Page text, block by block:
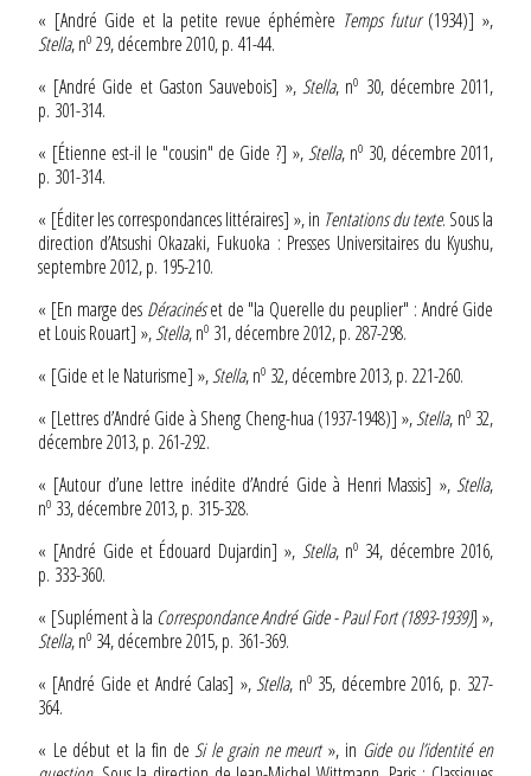
« [André Gide et la petite revue éphémère Temps futur(1934)] »,
Stella, no29, décembre 2010, p. 41-44.
« [André Gide et Gaston Sauvebois] », Stella, no 30, décembre 2011,
p. 301-314.
« [Étienne est-il le "cousin" de Gide ?] »,Stella, no 30, décembre 2011,
p. 301-314.
« [Éditer les correspondances littéraires] », in Tentations du texte. Sous la
direction d’Atsushi Okazaki, Fukuoka : Presses Universitaires du Kyushu,
septembre 2012, p. 195-210.
« [En marge des Déracinéset de "la Querelle du peuplier" : André Gide
et Louis Rouart] »,Stella, no31, décembre 2012, p. 287-298.
« [Gide et le Naturisme] »,Stella, no32, décembre 2013, p. 221-260.
« [Lettres d’André Gide à Sheng Cheng-hua (1937-1948)] »,Stella, no32,
décembre 2013, p. 261-292.
« [Autour d’une lettre inédite d’André Gide à Henri Massis] »,Stella,
no33, décembre 2013, p. 315-328.
« [André Gide et Édouard Dujardin] », Stella, no 34, décembre 2016,
p. 333-360.
« [Suplément à la CorrespondanceAndré Gide - Paul Fort (1893-1939)] »,
Stella, no34, décembre 2015, p. 361-369.
« [André Gide et André Calas] »,Stella, no35, décembre 2016, p. 327-
364.
« Le début et la fin deSi le grain ne meurt», in Gide ou l’identité en